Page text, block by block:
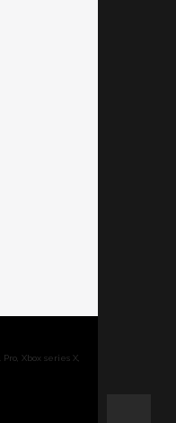
Xbox series X,